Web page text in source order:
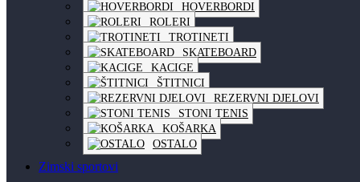
HOVERBORDI
ROLERI
TROTINETI
SKATEBOARD
KACIGE
ŠTITNICI
REZERVNI DJELOVI
STONI TENIS
KOŠARKA
OSTALO
Zimski sportovi